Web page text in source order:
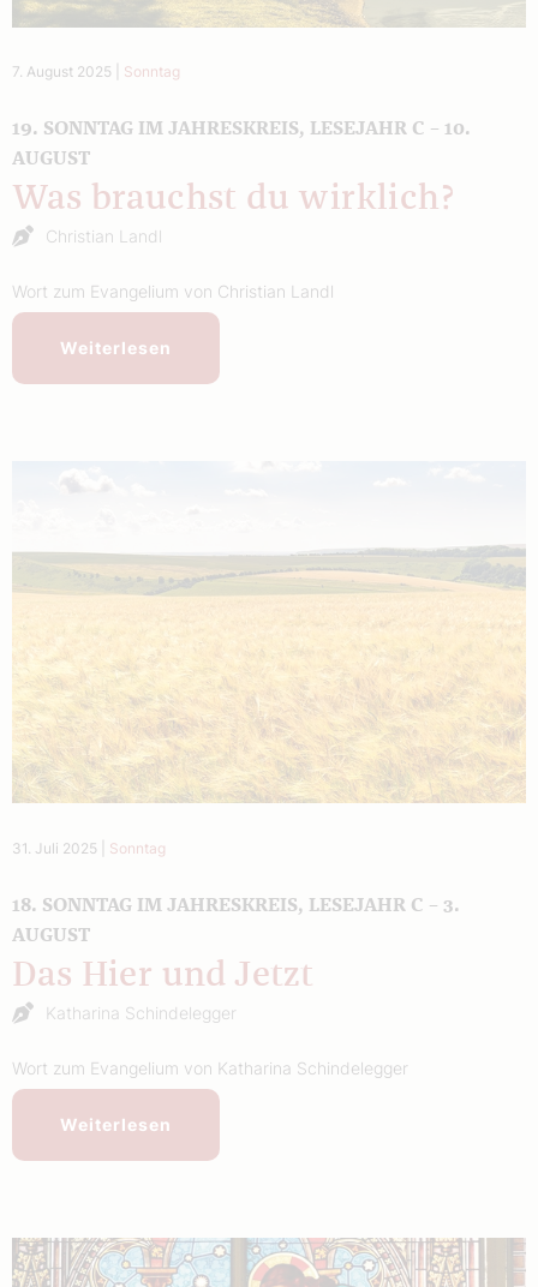
7. August 2025 Sonntag
19. SONNTAG IM JAHRESKREIS, LESEJAHR C – 10.
AUGUST
Was brauchst du wirklich?
Christian Landl
Wort zum Evangelium von Christian Landl
Weiterlesen
31. Juli 2025 Sonntag
18. SONNTAG IM JAHRESKREIS, LESEJAHR C – 3.
AUGUST
Das Hier und Jetzt
Katharina Schindelegger
Wort zum Evangelium von Katharina Schindelegger
Weiterlesen